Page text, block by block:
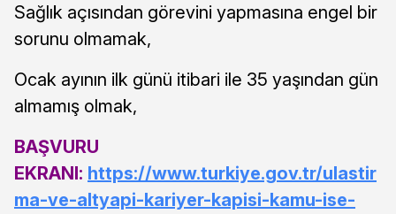
Sağlık açısından görevini yapmasına engel bir
sorunu olmamak,
Ocak ayının ilk günü itibari ile 35 yaşından gün
almamış olmak,
BAŞVURU
EKRANI: https://www.turkiye.gov.tr/ulastir
ma-ve-altyapi-kariyer-kapisi-kamu-ise-